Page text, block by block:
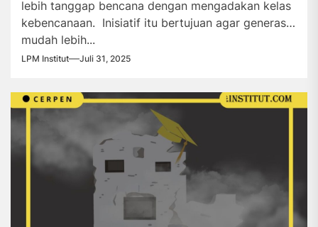
lebih tanggap bencana dengan mengadakan kelas
kebencanaan. Inisiatif itu bertujuan agar generasi
mudah lebih...
LPM Institut Juli 31, 2025